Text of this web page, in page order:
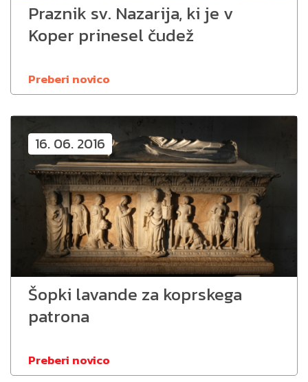
Praznik sv. Nazarija, ki je v
Koper prinesel čudež
Preberi novico
16. 06. 2016
Šopki lavande za koprskega
patrona
Preberi novico